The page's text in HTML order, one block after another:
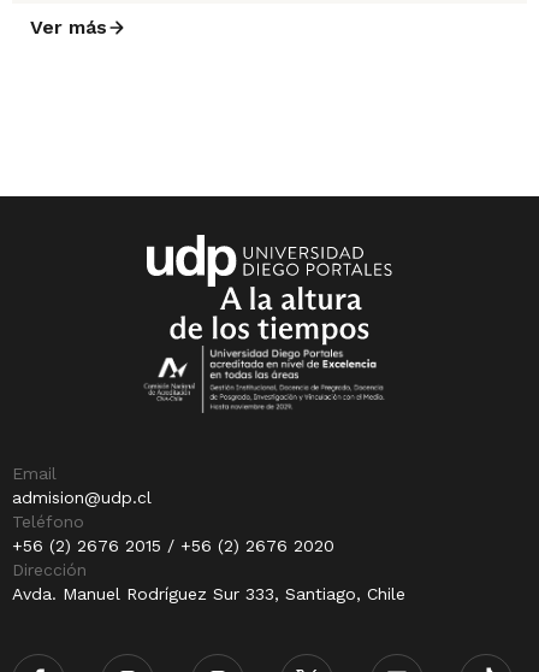
Ver más
Email
admision@udp.cl
Teléfono
+56 (2) 2676 2015 / +56 (2) 2676 2020
Dirección
Avda. Manuel Rodríguez Sur 333, Santiago, Chile